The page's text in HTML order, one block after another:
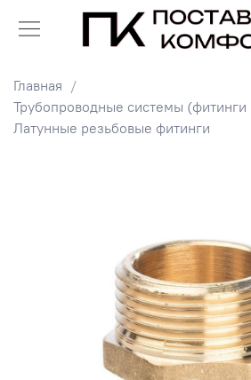
Главная
Трубопроводные системы (фитинги
Латунные резьбовые фитинги